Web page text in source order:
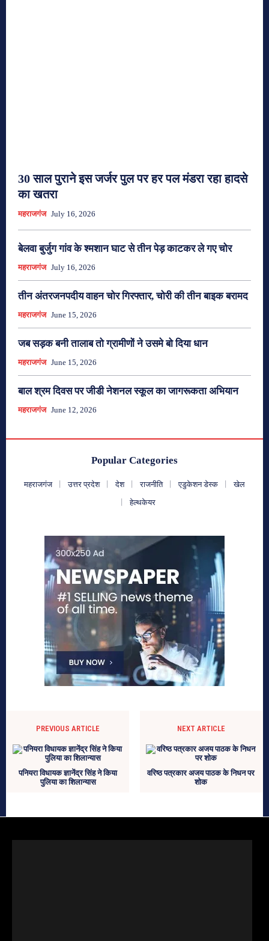
30 साल पुराने इस जर्जर पुल पर हर पल मंडरा रहा हादसे
का खतरा
महराजगंज July 16, 2026
बेलवा बुर्जुग गांव के श्मशान घाट से तीन पेड़ काटकर ले गए चोर
महराजगंज July 16, 2026
तीन अंतरजनपदीय वाहन चोर गिरफ्तार, चोरी की तीन बाइक बरामद
महराजगंज June 15, 2026
जब सड़क बनी तालाब तो ग्रामीणों ने उसमे बो दिया धान
महराजगंज June 15, 2026
बाल श्रम दिवस पर जीडी नेशनल स्कूल का जागरूकता अभियान
महराजगंज June 12, 2026
Popular Categories
महराजगंज उत्तर प्रदेश देश राजनीति एडुकेशन डेस्क
खेल
हेल्थकेयर
PREVIOUS ARTICLE
पनियरा विधायक ज्ञानेंद्र सिंह ने किया
पुलिया का शिलान्यास
NEXT ARTICLE
वरिष्ठ पत्रकार अजय पाठक के निधन पर
शोक